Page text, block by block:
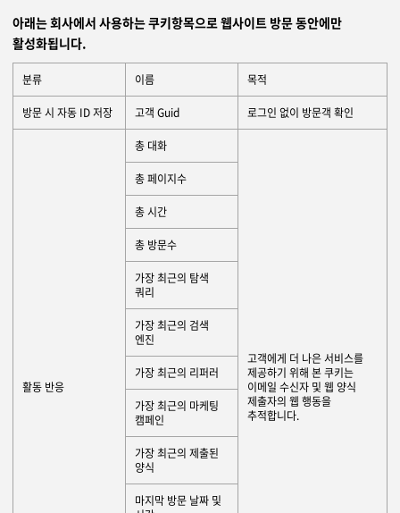
아래는 회사에서 사용하는 쿠키항목으로 웹사이트 방문 동안에만
활성화됩니다.
분류 이름 목적
방문 시 자동 ID 저장 고객 Guid 로그인 없이 방문객 확인
활동 반응
총 대화
고객에게 더 나은 서비스를
제공하기 위해 본 쿠키는
이메일 수신자 및 웹 양식
제출자의 웹 행동을
추적합니다.
총 페이지수
총 시간
총 방문수
가장 최근의 탐색
쿼리
가장 최근의 검색
엔진
가장 최근의 리퍼러
가장 최근의 마케팅
캠페인
가장 최근의 제출된
양식
마지막 방문 날짜 및